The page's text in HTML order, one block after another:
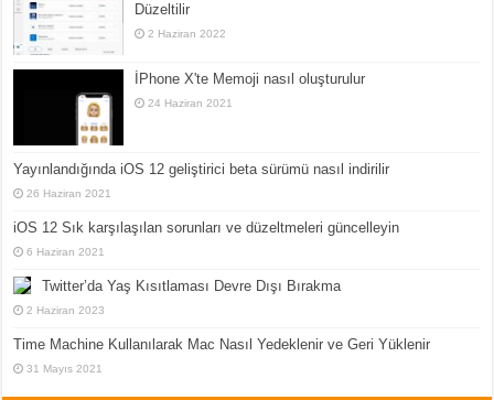
Düzeltilir
2 Haziran 2022
İPhone X'te Memoji nasıl oluşturulur
24 Haziran 2021
Yayınlandığında iOS 12 geliştirici beta sürümü nasıl indirilir
26 Haziran 2021
iOS 12 Sık karşılaşılan sorunları ve düzeltmeleri güncelleyin
6 Haziran 2021
Twitter’da Yaş Kısıtlaması Devre Dışı Bırakma
2 Haziran 2023
Time Machine Kullanılarak Mac Nasıl Yedeklenir ve Geri Yüklenir
31 Mayıs 2021